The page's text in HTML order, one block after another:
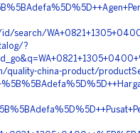
search/
?
quality-china-product/